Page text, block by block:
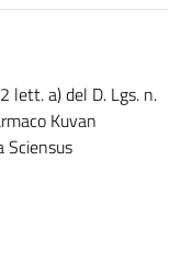
lett. a) del D. Lgs. n.
Kuvan
Sciensus